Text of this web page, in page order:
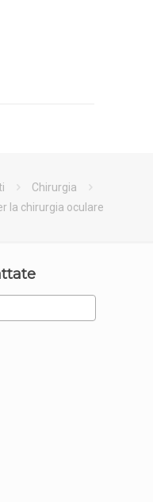
Chirurgia
la chirurgia oculare